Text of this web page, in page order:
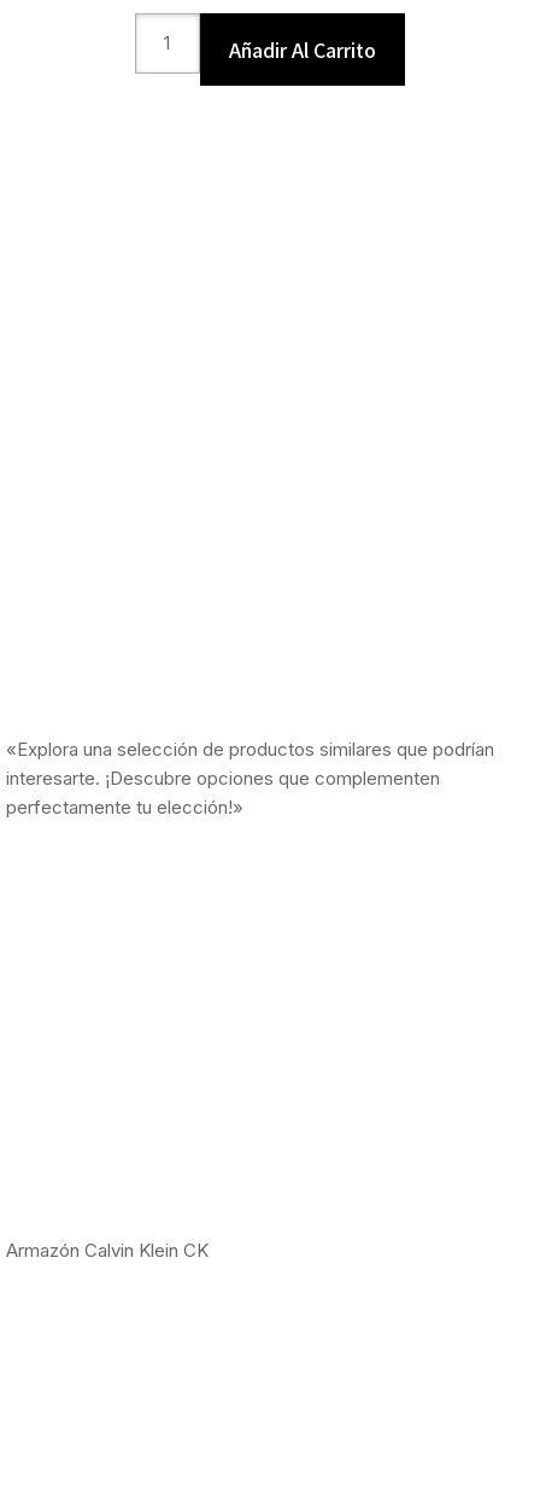
Añadir Al Carrito
«Explora una selección de productos similares que podrían
interesarte. ¡Descubre opciones que complementen
perfectamente tu elección!»
Armazón Calvin Klein CK